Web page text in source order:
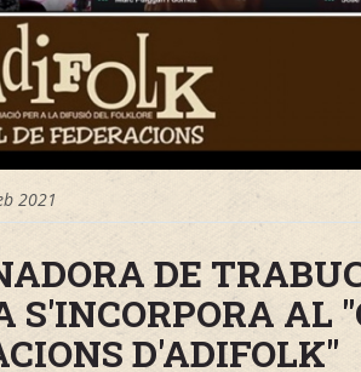
2021
DE
S'INCORPORA AL
D'ADIFOLK"